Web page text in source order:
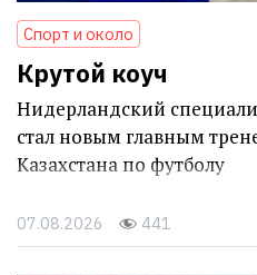
Спорт и около
Крутой коуч
Нидерландский
стал новым главным
Казахстана по футболу
07.08.2026 441